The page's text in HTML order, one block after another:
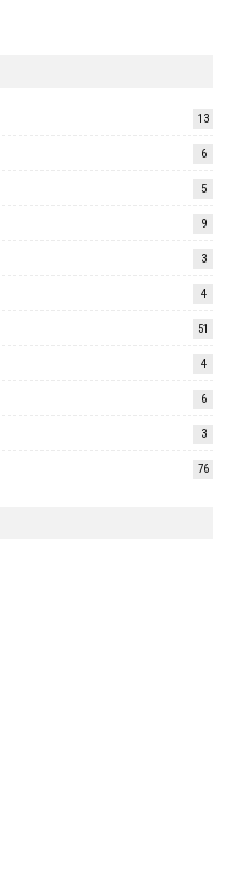
13
6
5
9
3
4
51
4
6
3
76